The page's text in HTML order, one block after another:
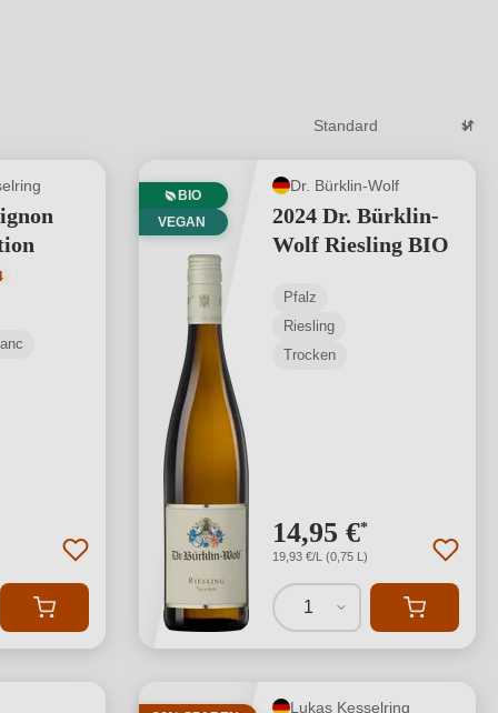
Bewertung von 4.77 von 5 Sternen
BIO
VEGAN
Dr. Bürklin-Wolf
2024 Dr. Bürklin-
Wolf Riesling BIO
Pfalz
Riesling
Trocken
14,95 €*
19,93 €/L (0,75 L)
1
Lukas Kesselring